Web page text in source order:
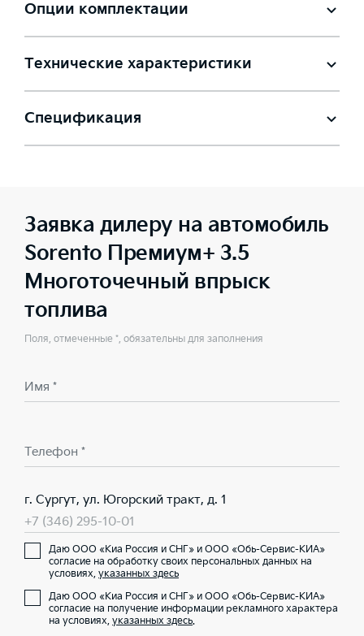
Опции комплектации
Технические характеристики
Спецификация
Заявка дилеру на автомобиль
Sorento Премиум+ 3.5
Многоточечный впрыск
топлива
Поля, отмеченные *, обязательны для заполнения
Имя *
Телефон *
г. Сургут, ул. Югорский тракт, д. 1
+7 (346) 295-10-01
Даю ООО «Киа Россия и СНГ» и ООО «Обь-Сервис-КИА»
согласие на обработку своих персональных данных на
условиях, указанных здесь
Даю ООО «Киа Россия и СНГ» и ООО «Обь-Сервис-КИА»
согласие на получение информации рекламного характера
на условиях, указанных здесь.